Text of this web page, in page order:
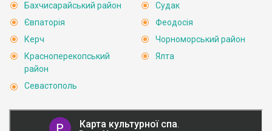
Бахчисарайський район
Євпаторія
Керч
Красноперекопський
район
Севастополь
Судак
Феодосія
Чорноморський район
Ялта